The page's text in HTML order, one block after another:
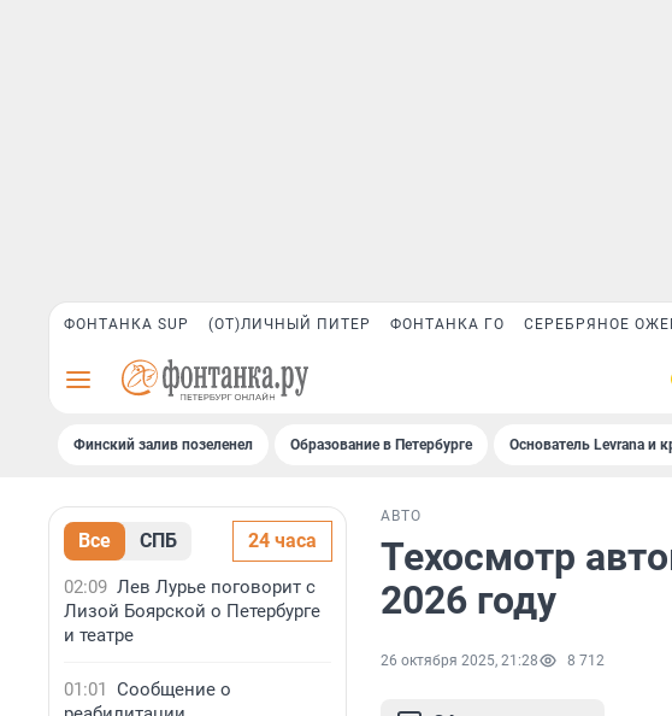
ФОНТАНКА SUP (ОТ)ЛИЧНЫЙ ПИТЕР ФОНТАНКА ГО СЕРЕБРЯНОЕ
Финский залив позеленел Образование в Петербурге Основатель Levrana и
Все СПБ 24 часа
02:09 Лев Лурье поговорит с
Лизой Боярской о Петербурге
и театре
01:01 Сообщение о
АВТО
Техосмотр
2026 году
26 октября 2025, 21:28 8 712